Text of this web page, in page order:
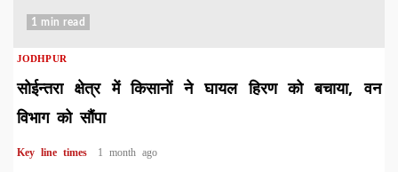
1 min read
JODHPUR
सोईन्तरा क्षेत्र में किसानों ने घायल हिरण को बचाया, वन
विभाग को सौंपा
Key line times 1 month ago